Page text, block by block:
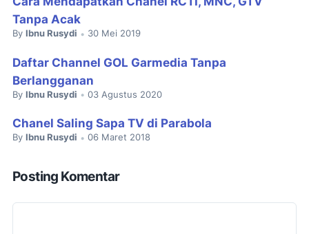
Tanpa Acak
By Ibnu Rusydi • 30 Mei 2019
Daftar Channel GOL Garmedia Tanpa
Berlangganan
By Ibnu Rusydi • 03 Agustus 2020
Chanel Saling Sapa TV di Parabola
By Ibnu Rusydi • 06 Maret 2018
Posting Komentar